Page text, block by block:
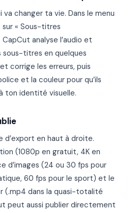
va changer ta vie. Dans le menu
sur « Sous-titres
analyse l’audio et
titres en quelques
corrige les erreurs, puis
et la couleur pour qu’ils
ton identité visuelle.
d’export en haut à droite.
(1080p en gratuit, 4K en
d’images (24 ou 30 fps pour
60 fps pour le sport) et le
(.mp4 dans la quasi-totalité
peut aussi publier directement